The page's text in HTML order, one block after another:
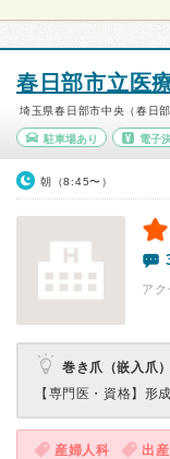
春日部市立医
埼玉県春日部市中央（春日
駐車場あり 電子
朝（8:45〜）
ア
巻き爪（嵌入爪
【専門医・資格】 形
産婦人科 出産